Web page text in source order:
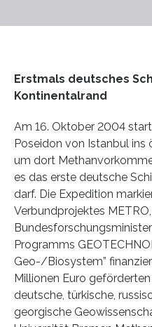
Erstmals deutsches
Kontinentalrand
Am 16. Oktober 2004
Poseidon von Istanbul ins
um dort
es das erste deutsche
darf. Die Expedition
Verbundprojektes
Programms
Geo-/Biosystem”
Millionen Euro
deutsche, türkische,
georgische